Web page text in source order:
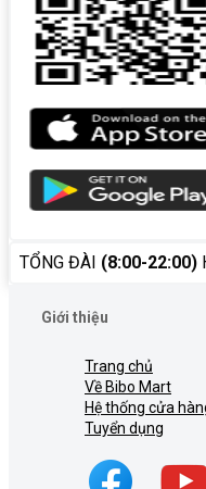
TỔNG ĐÀI (8:00-22:00)
Giới thiệu
Trang chủ
Về Bibo Mart
Hệ thống cửa
Tuyển dụng